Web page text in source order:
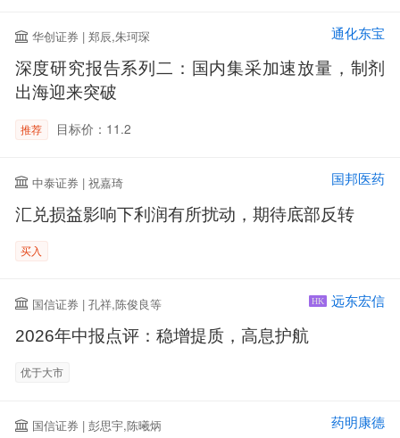
华创证券 | 郑辰,朱珂琛 通化东宝
深度研究报告系列二：国内集采加速放量，制剂
出海迎来突破
推荐 目标价：11.2
中泰证券 | 祝嘉琦 国邦医药
汇兑损益影响下利润有所扰动，期待底部反转
买入
国信证券 | 孔祥,陈俊良等 HK 远东宏信
2026年中报点评：稳增提质，高息护航
优于大市
国信证券 | 彭思宇,陈曦炳 药明康德